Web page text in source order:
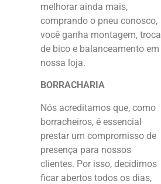
melhorar ainda mais,
comprando o pneu conosco,
você ganha montagem, troca
de bico e balanceamento em
nossa loja.
BORRACHARIA
Nós acreditamos que, como
borracheiros, é essencial
prestar um compromisso de
presença para nossos
clientes. Por isso, decidimos
ficar abertos todos os dias,